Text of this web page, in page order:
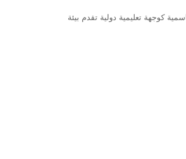
كوجهة تعليمية دولية تقدم بيئة